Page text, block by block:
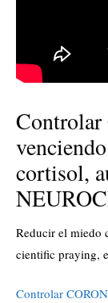
cortisol,
Reducir el miedo
cientific praying,
Controlar